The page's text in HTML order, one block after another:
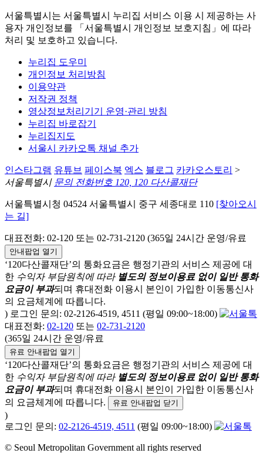
서울특별시는 서울특별시 누리집 서비스 이용 시 제공하는 사
용자 개인정보를 「서울특별시 개인정보 보호지침」에 따라
처리 및 보호하고 있습니다.
누리집 도우미
개인정보 처리방침
이용약관
저작권 정책
영상정보처리기기 운영·관리 방침
누리집 바로잡기
누리집지도
서울시 카카오톡 채널 추가
인스타그램 유튜브 페이스북 엑스 블로그 카카오스토리 >
서울특별시 문의 전화번호 120, 120 다산콜재단
서울특별시청 04524 서울특별시 중구 세종대로 110 [찾아오시
는 길]
대표전화: 02-120 또는 02-731-2120 (365일 24시간 운영/유료
안내팝업 열기
‘120다산콜재단’의 통화요금은 행정기관의 서비스 제공에 대
한 수익자 부담원칙에 따라 별도의 정보이용료 없이 일반 통화
요금이 부과되며 휴대전화 이용시 본인이 가입한 이동통신사
의 요금체계에 따릅니다.
) 로그인 문의: 02-2126-4519, 4511 (평일 09:00~18:00)
대표전화: 02-120 또는 02-731-2120
(365일 24시간 운영/유료
유료 안내팝업 열기
‘120다산콜재단’의 통화요금은 행정기관의 서비스 제공에 대
한 수익자 부담원칙에 따라 별도의 정보이용료 없이 일반 통화
요금이 부과되며 휴대전화 이용시 본인이 가입한 이동통신사
의 요금체계에 따릅니다.
유료 안내팝업 닫기
)
로그인 문의: 02-2126-4519, 4511 (평일 09:00~18:00)
© Seoul Metropolitan Government all rights reserved